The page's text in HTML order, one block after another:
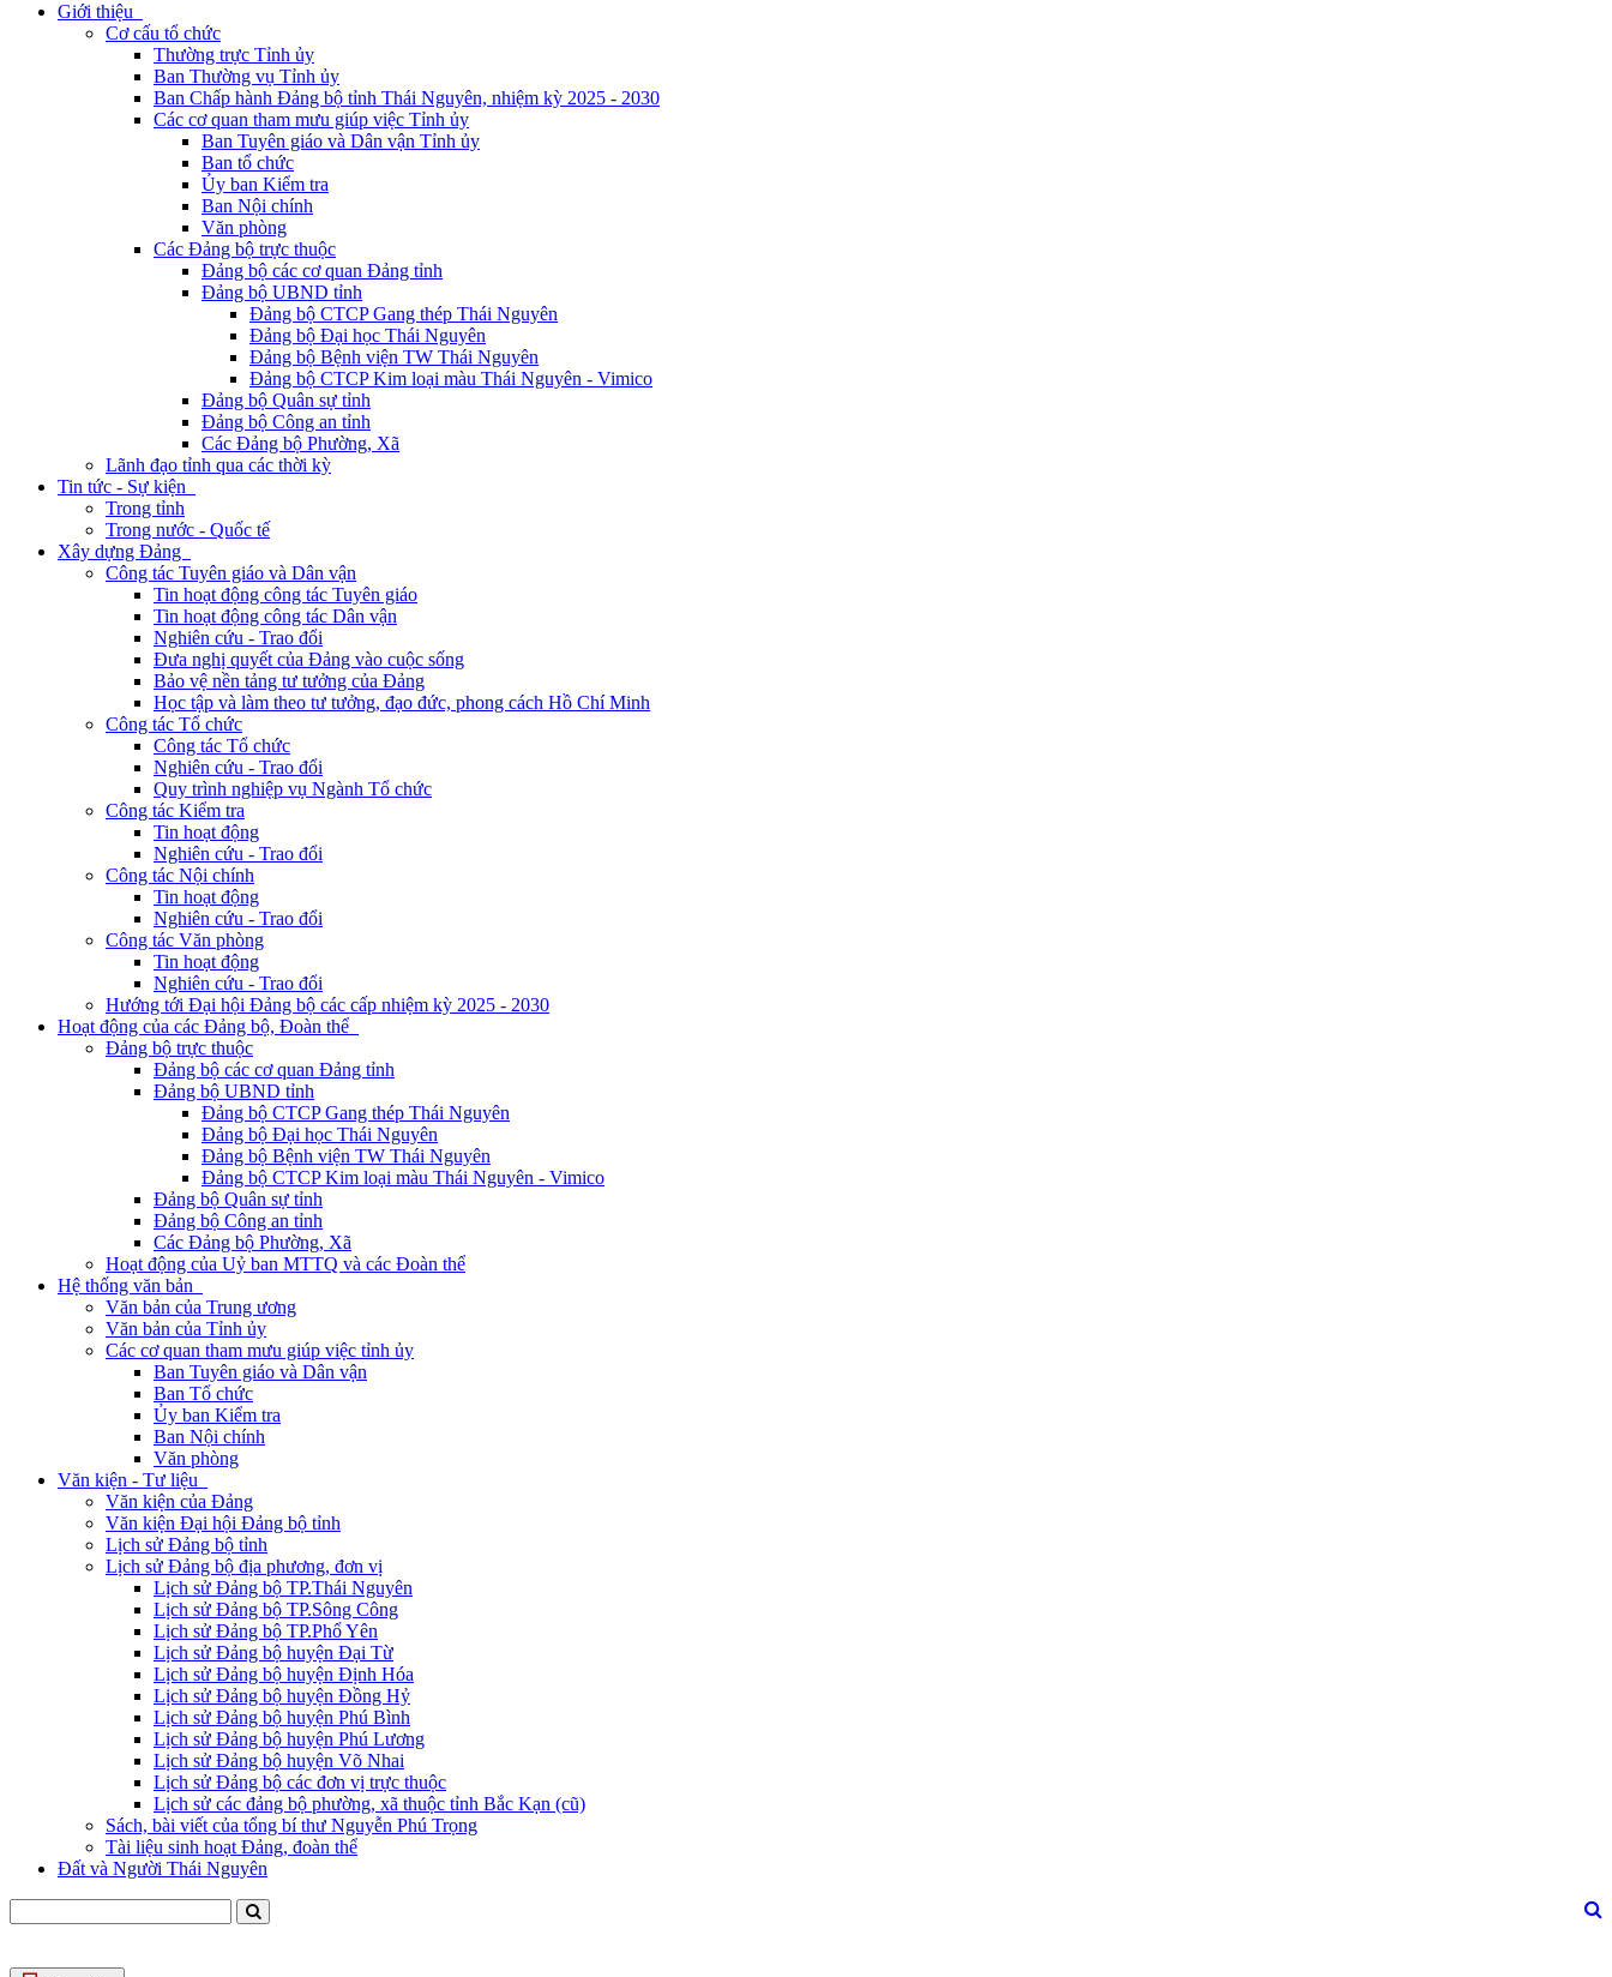
Giới thiệu
Cơ cấu tổ chức
Thường trực Tỉnh ủy
Ban Thường vụ Tỉnh ủy
Ban Chấp hành Đảng bộ tỉnh Thái Nguyên, nhiệm kỳ 2025 - 2030
Các cơ quan tham mưu giúp việc Tỉnh ủy
Ban Tuyên giáo và Dân vận Tỉnh ủy
Ban tổ chức
Ủy ban Kiểm tra
Ban Nội chính
Văn phòng
Các Đảng bộ trực thuộc
Đảng bộ các cơ quan Đảng tỉnh
Đảng bộ UBND tỉnh
Đảng bộ CTCP Gang thép Thái Nguyên
Đảng bộ Đại học Thái Nguyên
Đảng bộ Bệnh viện TW Thái Nguyên
Đảng bộ CTCP Kim loại màu Thái Nguyên - Vimico
Đảng bộ Quân sự tỉnh
Đảng bộ Công an tỉnh
Các Đảng bộ Phường, Xã
Lãnh đạo tỉnh qua các thời kỳ
Tin tức - Sự kiện
Trong tỉnh
Trong nước - Quốc tế
Xây dựng Đảng
Công tác Tuyên giáo và Dân vận
Tin hoạt động công tác Tuyên giáo
Tin hoạt động công tác Dân vận
Nghiên cứu - Trao đổi
Đưa nghị quyết của Đảng vào cuộc sống
Bảo vệ nền tảng tư tưởng của Đảng
Học tập và làm theo tư tưởng, đạo đức, phong cách Hồ Chí Minh
Công tác Tổ chức
Công tác Tổ chức
Nghiên cứu - Trao đổi
Quy trình nghiệp vụ Ngành Tổ chức
Công tác Kiểm tra
Tin hoạt động
Nghiên cứu - Trao đổi
Công tác Nội chính
Tin hoạt động
Nghiên cứu - Trao đổi
Công tác Văn phòng
Tin hoạt động
Nghiên cứu - Trao đổi
Hướng tới Đại hội Đảng bộ các cấp nhiệm kỳ 2025 - 2030
Hoạt động của các Đảng bộ, Đoàn thể
Đảng bộ trực thuộc
Đảng bộ các cơ quan Đảng tỉnh
Đảng bộ UBND tỉnh
Đảng bộ CTCP Gang thép Thái Nguyên
Đảng bộ Đại học Thái Nguyên
Đảng bộ Bệnh viện TW Thái Nguyên
Đảng bộ CTCP Kim loại màu Thái Nguyên - Vimico
Đảng bộ Quân sự tỉnh
Đảng bộ Công an tỉnh
Các Đảng bộ Phường, Xã
Hoạt động của Uỷ ban MTTQ và các Đoàn thể
Hệ thống văn bản
Văn bản của Trung ương
Văn bản của Tỉnh ủy
Các cơ quan tham mưu giúp việc tỉnh ủy
Ban Tuyên giáo và Dân vận
Ban Tổ chức
Ủy ban Kiểm tra
Ban Nội chính
Văn phòng
Văn kiện - Tư liệu
Văn kiện của Đảng
Văn kiện Đại hội Đảng bộ tỉnh
Lịch sử Đảng bộ tỉnh
Lịch sử Đảng bộ địa phương, đơn vị
Lịch sử Đảng bộ TP.Thái Nguyên
Lịch sử Đảng bộ TP.Sông Công
Lịch sử Đảng bộ TP.Phổ Yên
Lịch sử Đảng bộ huyện Đại Từ
Lịch sử Đảng bộ huyện Định Hóa
Lịch sử Đảng bộ huyện Đồng Hỷ
Lịch sử Đảng bộ huyện Phú Bình
Lịch sử Đảng bộ huyện Phú Lương
Lịch sử Đảng bộ huyện Võ Nhai
Lịch sử Đảng bộ các đơn vị trực thuộc
Lịch sử các đảng bộ phường, xã thuộc tỉnh Bắc Kạn (cũ)
Sách, bài viết của tổng bí thư Nguyễn Phú Trọng
Tài liệu sinh hoạt Đảng, đoàn thể
Đất và Người Thái Nguyên